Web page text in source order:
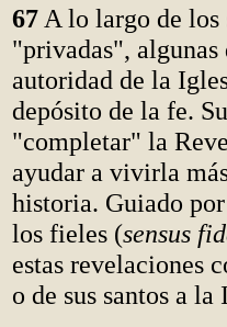
67 A lo largo de los
"privadas", algunas
autoridad de la
depósito de la fe.
"completar" la
ayudar a vivirla
historia. Guiado
los fieles (sensus
estas revelaciones
o de sus santos a la